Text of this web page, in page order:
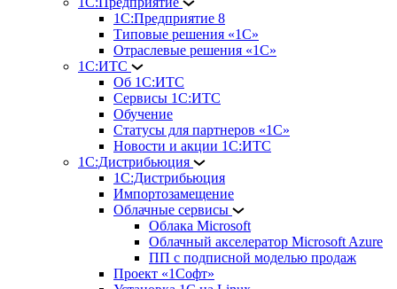
1С:Предприятие 8
Типовые решения «1С»
Отраслевые решения «1С»
1С:ИТС
Об 1С:ИТС
Сервисы 1С:ИТС
Обучение
Статусы для партнеров «1С»
Новости и акции 1С:ИТС
1С:Дистрибьюция
1С:Дистрибьюция
Импортозамещение
Облачные сервисы
Облака Microsoft
Облачный акселератор Microsoft Azure
ПП с подписной моделью продаж
Проект «1Софт»